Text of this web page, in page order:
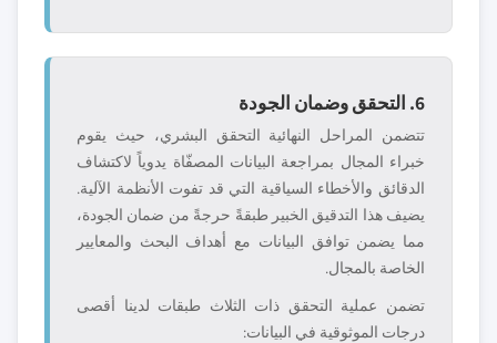
6. التحقق وضمان الجودة
تتضمن المراحل النهائية التحقق البشري، حيث يقوم
خبراء المجال بمراجعة البيانات المصفّاة يدوياً لاكتشاف
الدقائق والأخطاء السياقية التي قد تفوت الأنظمة الآلية.
يضيف هذا التدقيق الخبير طبقةً حرجةً من ضمان الجودة،
مما يضمن توافق البيانات مع أهداف البحث والمعايير
الخاصة بالمجال.
تضمن عملية التحقق ذات الثلاث طبقات لدينا أقصى
درجات الموثوقية في البيانات: